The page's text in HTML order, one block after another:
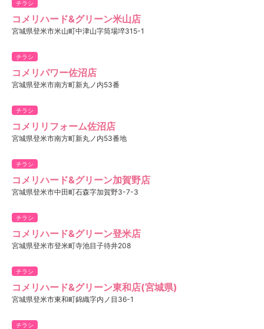
チラシ
コメリハード&グリーン米山店
宮城県登米市米山町中津山字筒場埣315-1
チラシ
コメリパワー佐沼店
宮城県登米市南方町新丸ノ内53番
チラシ
コメリリフォーム佐沼店
宮城県登米市南方町新丸ノ内53番地
チラシ
コメリハード&グリーン加賀野店
宮城県登米市中田町石森字加賀野3-7-3
チラシ
コメリハード&グリーン登米店
宮城県登米市登米町寺池目子待井208
チラシ
コメリハード&グリーン東和店(宮城県)
宮城県登米市東和町錦織字内ノ目36-1
チラシ